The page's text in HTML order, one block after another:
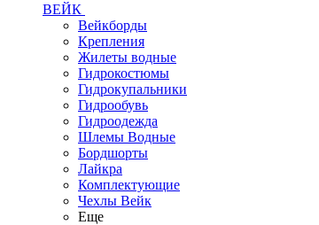
ВЕЙК
Вейкборды
Крепления
Жилеты водные
Гидрокостюмы
Гидрокупальники
Гидрообувь
Гидроодежда
Шлемы Водные
Бордшорты
Лайкра
Комплектующие
Чехлы Вейк
Еще